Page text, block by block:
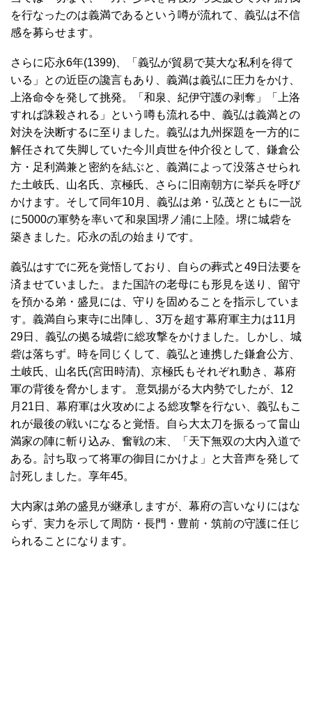
を行なったのは義満であるという噂が流れて、義弘は不信
感を募らせます。
さらに応永6年(1399)、「義弘が貿易で莫大な私利を得て
いる」との近臣の讒言もあり、義満は義弘に圧力をかけ、
上洛命令を発して挑発。「和泉、紀伊守護の剥奪」「上洛
すれば誅殺される」という噂も流れる中、義弘は義満との
対決を決断するに至りました。義弘は九州探題を一方的に
解任されて失脚していた今川貞世を仲介役として、鎌倉公
方・足利満兼と密約を結ぶと、義満によって没落させられ
た土岐氏、山名氏、京極氏、さらに旧南朝方に挙兵を呼び
かけます。そして同年10月、義弘は弟・弘茂とともに一説
に5000の軍勢を率いて和泉国堺ノ浦に上陸。堺に城砦を
築きました。応永の乱の始まりです。
義弘はすでに死を覚悟しており、自らの葬式と49日法要を
済ませていました。また国許の老母にも形見を送り、留守
を預かる弟・盛見には、守りを固めることを指示していま
す。義満自ら東寺に出陣し、3万を超す幕府軍主力は11月
29日、義弘の拠る城砦に総攻撃をかけました。しかし、城
砦は落ちず。時を同じくして、義弘と連携した鎌倉公方、
土岐氏、山名氏(宮田時清)、京極氏もそれぞれ動き、幕府
軍の背後を脅かします。 意気揚がる大内勢でしたが、12
月21日、幕府軍は火攻めによる総攻撃を行ない、義弘もこ
れが最後の戦いになると覚悟。自ら大太刀を振るって畠山
満家の陣に斬り込み、奮戦の末、「天下無双の大内入道で
ある。討ち取って将軍の御目にかけよ」と大音声を発して
討死しました。享年45。
大内家は弟の盛見が継承しますが、幕府の言いなりにはな
らず、実力を示して周防・長門・豊前・筑前の守護に任じ
られることになります。